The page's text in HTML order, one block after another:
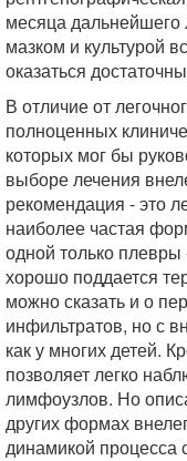
месяца
мазком и культурой
оказаться
В отличие от
полноценных
которых мог бы
выборе лечения
рекомендация - это
наиболее частая
одной только
хорошо поддается
можно сказать и о
инфильтратов, но с
как у многих детей.
позволяет легко
лимфоузлов. Но
других формах
динамикой процесса